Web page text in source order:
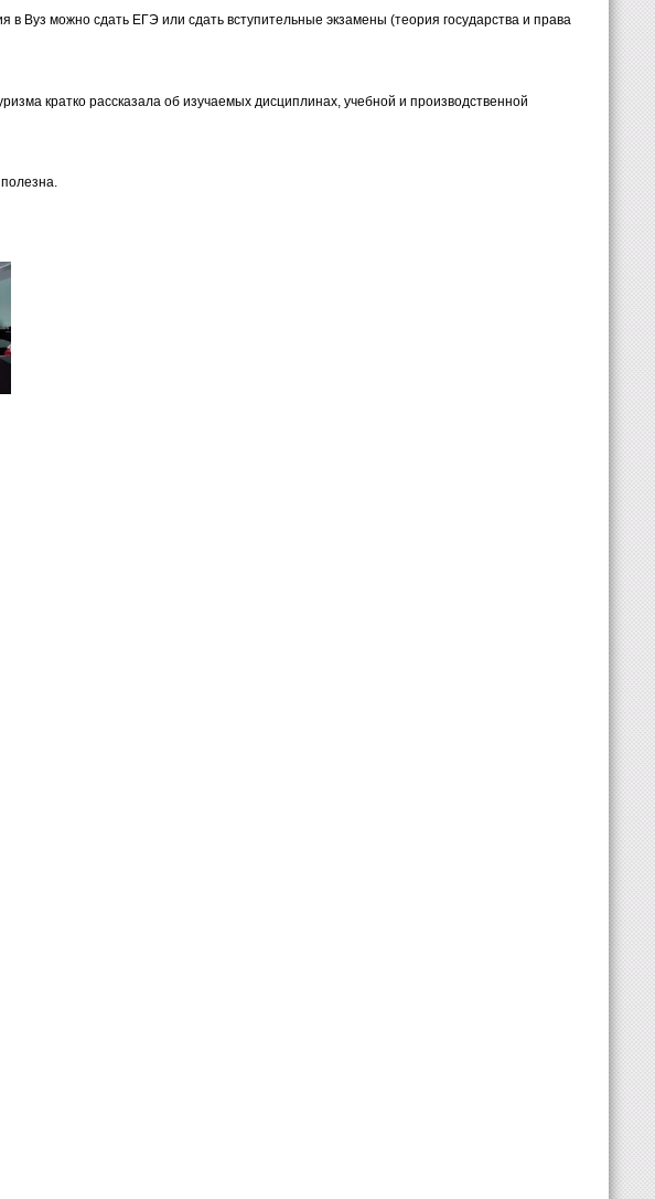
в Вуз можно сдать ЕГЭ или сдать вступительные экзамены (теория государства и права
кратко рассказала об изучаемых дисциплинах, учебной и производственной